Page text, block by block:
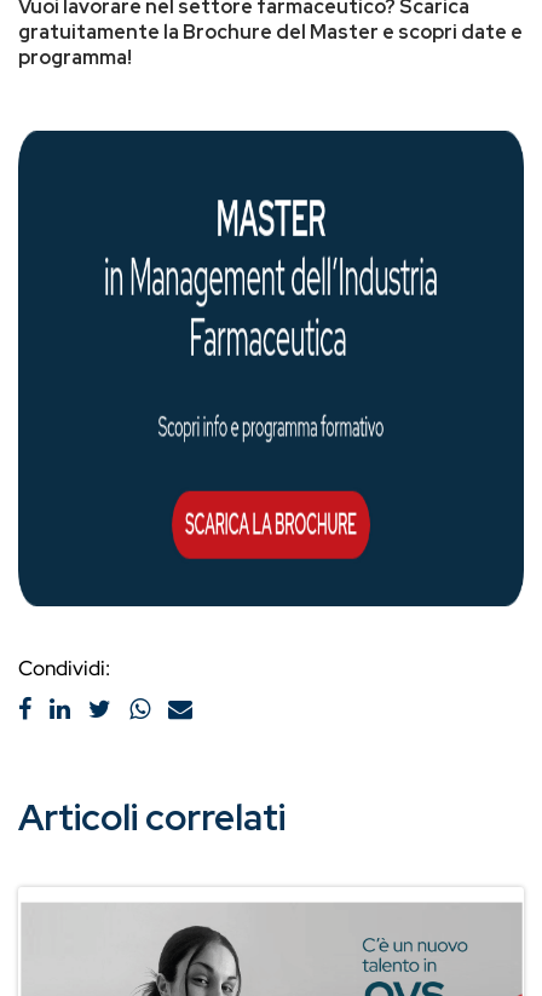
Vuoi lavorare nel settore farmaceutico? Scarica
gratuitamente la Brochure del Master e scopri date e
programma!
Condividi:
Articoli correlati